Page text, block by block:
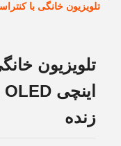
زنده